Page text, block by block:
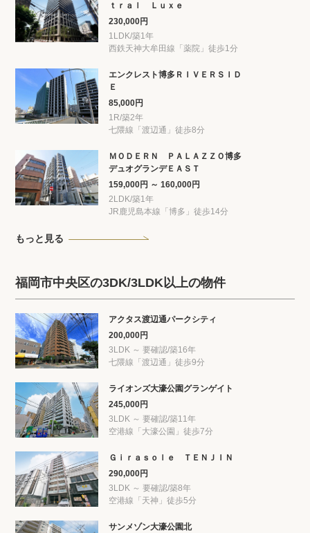
ｔｒａｌ Ｌｕｘｅ
230,000円
1LDK/築1年
西鉄天神大牟田線「薬院」徒歩1分
エンクレスト博多ＲＩＶＥＲＳＩＤ
Ｅ
85,000円
1R/築2年
七隈線「渡辺通」徒歩8分
ＭＯＤＥＲＮ ＰＡＬＡＺＺＯ博多
デュオグランデＥＡＳＴ
159,000円 ～ 160,000円
2LDK/築1年
JR鹿児島本線「博多」徒歩14分
もっと見る
福岡市中央区の3DK/3LDK以上の物件
アクタス渡辺通パークシティ
200,000円
3LDK ～ 要確認/築16年
七隈線「渡辺通」徒歩9分
ライオンズ大濠公園グランゲイト
245,000円
3LDK ～ 要確認/築11年
空港線「大濠公園」徒歩7分
Ｇｉｒａｓｏｌｅ ＴＥＮＪＩＮ
290,000円
3LDK ～ 要確認/築8年
空港線「天神」徒歩5分
サンメゾン大濠公園北